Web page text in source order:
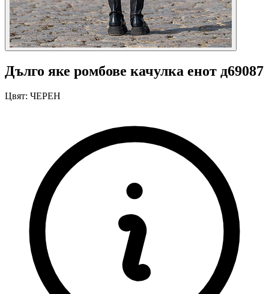
Дълго яке ромбове качулка енот д69087
Цвят: ЧЕРЕН